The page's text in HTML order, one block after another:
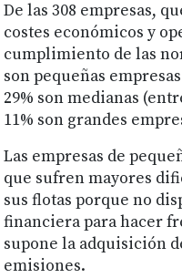
De las 308 empresas,
costes económicos y
cumplimiento de las
son pequeñas
29% son medianas
11% son grandes
Las empresas de
que sufren mayores
sus flotas porque no
financiera para hacer
supone la adquisición
emisiones.